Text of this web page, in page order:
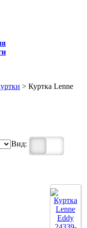
> Куртка Lenne
Вид: